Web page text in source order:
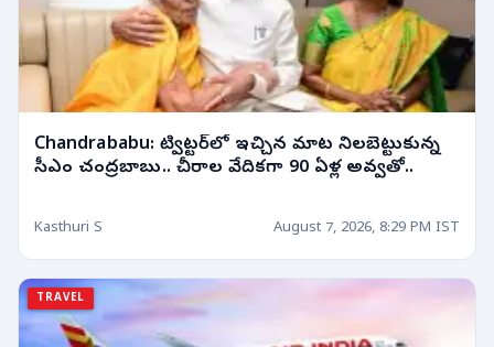
Chandrababu: ట్విట్టర్‌లో ఇచ్చిన మాట నిలబెట్టుకున్న
సీఎం చంద్రబాబు.. చీరాల వేదికగా 90 ఏళ్ల అవ్వతో..
Kasthuri S August 7, 2026, 8:29 PM IST
TRAVEL